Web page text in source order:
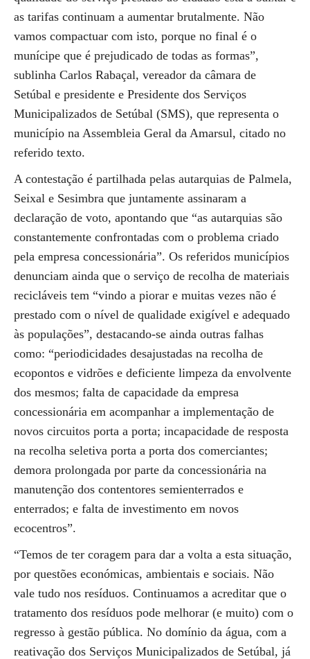
as tarifas continuam a aumentar brutalmente. Não
vamos compactuar com isto, porque no final é o
munícipe que é prejudicado de todas as formas”,
sublinha Carlos Rabaçal, vereador da câmara de
Setúbal e presidente e Presidente dos Serviços
Municipalizados de Setúbal (SMS), que representa o
município na Assembleia Geral da Amarsul, citado no
referido texto.
A contestação é partilhada pelas autarquias de Palmela,
Seixal e Sesimbra que juntamente assinaram a
declaração de voto, apontando que “as autarquias são
constantemente confrontadas com o problema criado
pela empresa concessionária”. Os referidos municípios
denunciam ainda que o serviço de recolha de materiais
recicláveis tem “vindo a piorar e muitas vezes não é
prestado com o nível de qualidade exigível e adequado
às populações”, destacando-se ainda outras falhas
como: “periodicidades desajustadas na recolha de
ecopontos e vidrões e deficiente limpeza da envolvente
dos mesmos; falta de capacidade da empresa
concessionária em acompanhar a implementação de
novos circuitos porta a porta; incapacidade de resposta
na recolha seletiva porta a porta dos comerciantes;
demora prolongada por parte da concessionária na
manutenção dos contentores semienterrados e
enterrados; e falta de investimento em novos
ecocentros”.
“Temos de ter coragem para dar a volta a esta situação,
por questões económicas, ambientais e sociais. Não
vale tudo nos resíduos. Continuamos a acreditar que o
tratamento dos resíduos pode melhorar (e muito) com o
regresso à gestão pública. No domínio da água, com a
reativação dos Serviços Municipalizados de Setúbal, já